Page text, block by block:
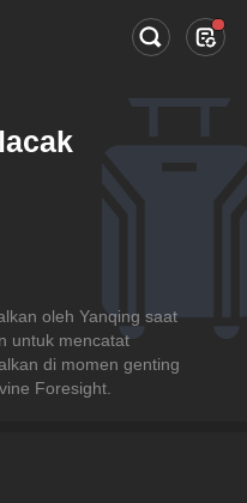
oleh Yanqing saat
untuk mencatat
di momen genting
Foresight.